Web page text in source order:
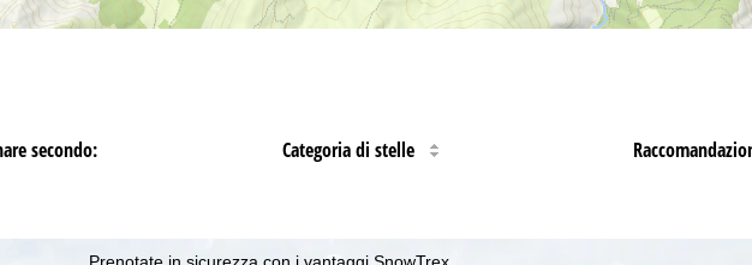
secondo: Categoria di stelle